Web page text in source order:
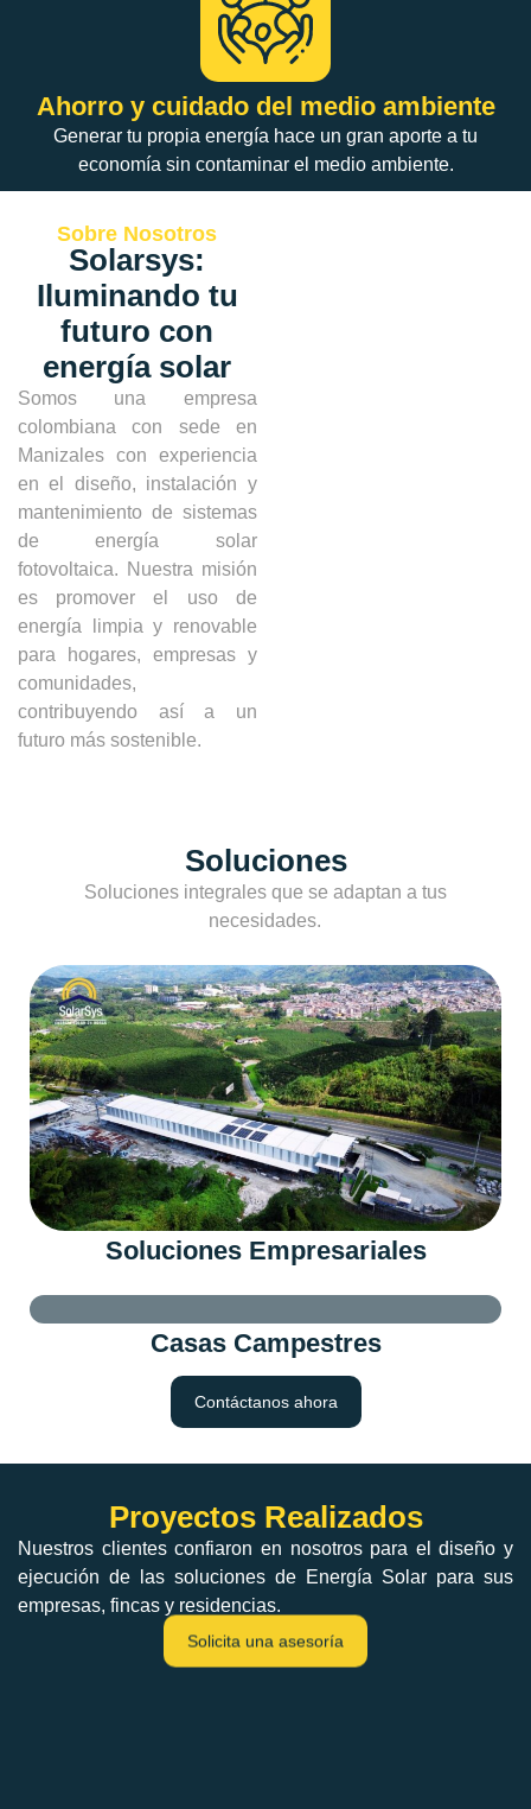
Ahorro y cuidado del medio ambiente
Generar tu propia energía hace un gran aporte a tu
economía sin contaminar el medio ambiente.
Sobre Nosotros
Solarsys:
Iluminando tu
futuro con
energía solar
Somos una empresa
colombiana con sede en
Manizales con experiencia
en el diseño, instalación y
mantenimiento de sistemas
de energía solar
fotovoltaica. Nuestra misión
es promover el uso de
energía limpia y renovable
para hogares, empresas y
comunidades,
contribuyendo así a un
futuro más sostenible.
Soluciones
Soluciones integrales que se adaptan a tus
necesidades.
Soluciones Empresariales
Casas Campestres
Contáctanos ahora
Proyectos Realizados
Nuestros clientes confiaron en nosotros para el diseño y
ejecución de las soluciones de Energía Solar para sus
empresas, fincas y residencias.
Solicita una asesoría